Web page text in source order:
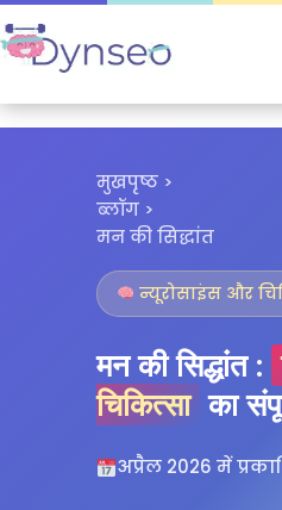
मुखपृष्ठ>
ब्लॉग>
मन की सिद्धांत
न्यूरोसाइंस और
मन की सिद्धांत :
चिकित्सा का
अप्रैल 2026 में